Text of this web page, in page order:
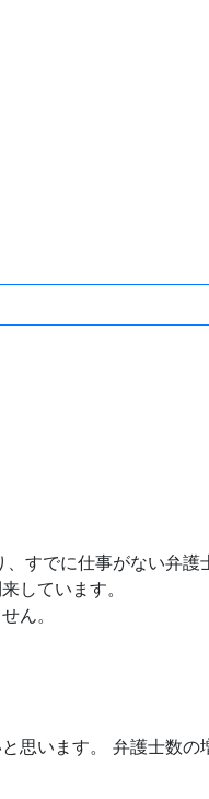
すでに仕事がない弁護
しています。
ん。
思います。 弁護士数